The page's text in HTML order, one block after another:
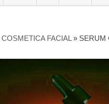
COSMETICA FACIAL» SERUM